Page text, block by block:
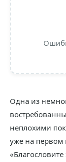
Одна из
неплохими
уже на первом